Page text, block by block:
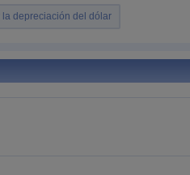
la depreciación del dólar